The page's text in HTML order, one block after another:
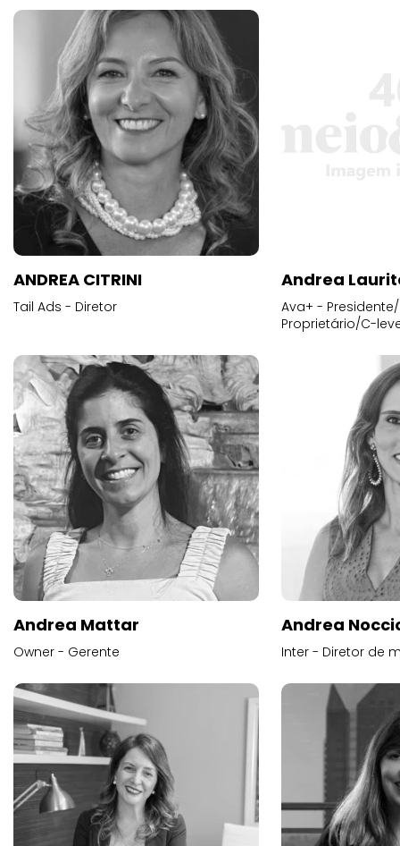
ANDREA CITRINI
Tail Ads - Diretor
Andrea
Ava+ -
Proprietário/C-
Andrea Mattar
Owner - Gerente
Andrea
Inter - Diretor de